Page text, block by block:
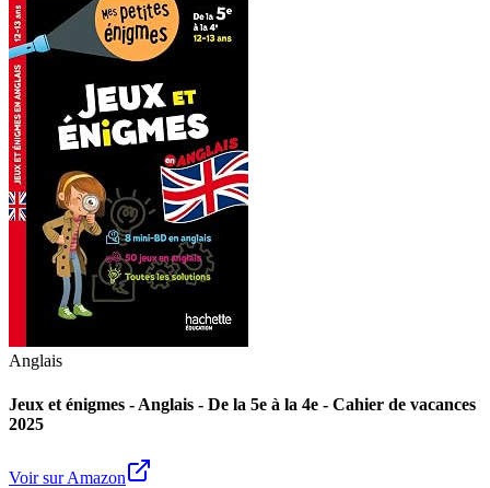
Anglais
Jeux et énigmes - Anglais - De la 5e à la 4e - Cahier de vacances
2025
Voir sur Amazon